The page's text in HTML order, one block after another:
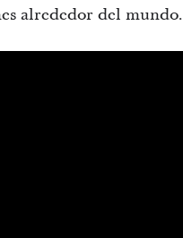
alrededor del mundo.